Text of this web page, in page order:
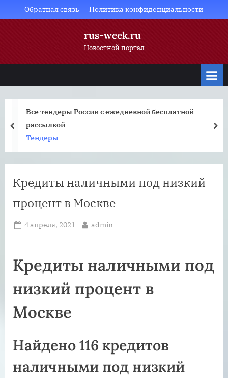
to
Обратная связь Политика конфиденциальности
rus-week.ru
Новостной портал
Все тендеры России с ежедневной бесплатной
рассылкой
Тендеры
prev
Кредиты наличными под низкий
процент в Москве
Posted
4 апреля, 2021 By
admin
Кредиты наличными под
низкий процент в
Москве
Найдено 116 кредитов
наличными под низкий